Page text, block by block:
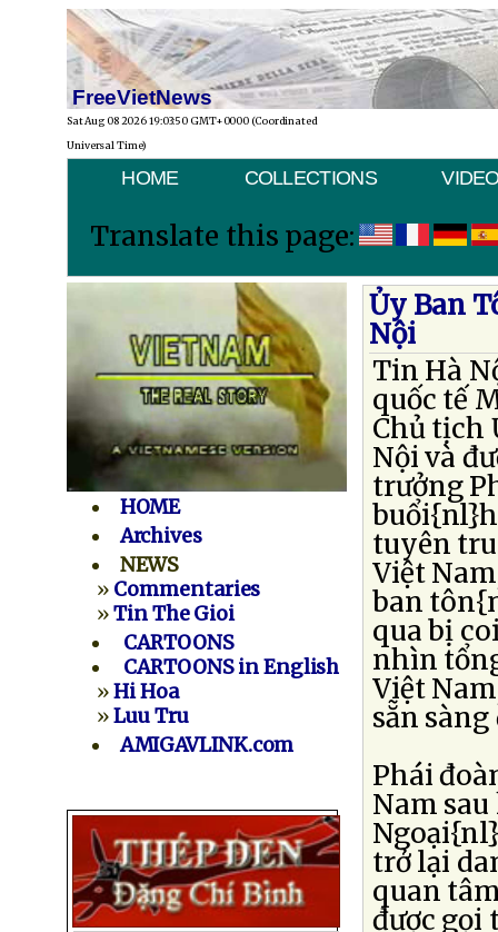
FreeVietNews
Sat Aug 08 2026 19:03:50 GMT+0000 (Coordinated
Universal Time)
HOME COLLECTIONS
Translate this page:
HOME
Archives
NEWS
» Commentaries
»Tin The Gioi
CARTOONS
CARTOONS in English
»Hi Hoa
»Luu Tru
AMIGAVLINK.com
Ủy Ban
Nội
Tin Hà
quốc tế
Chủ tịch
Nội và
trưởng
tuyên
Việt
ban
qua bị
nhìn
Việt
sẵn
Phái
Nam
trở lại
quan
được gọi